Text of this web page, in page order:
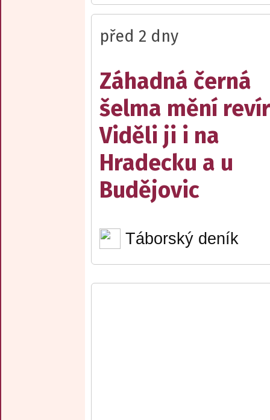
před 2 dny
Záhadná černá
šelma mění
Viděli ji i na
Hradecku a u
Budějovic
Táborský deník